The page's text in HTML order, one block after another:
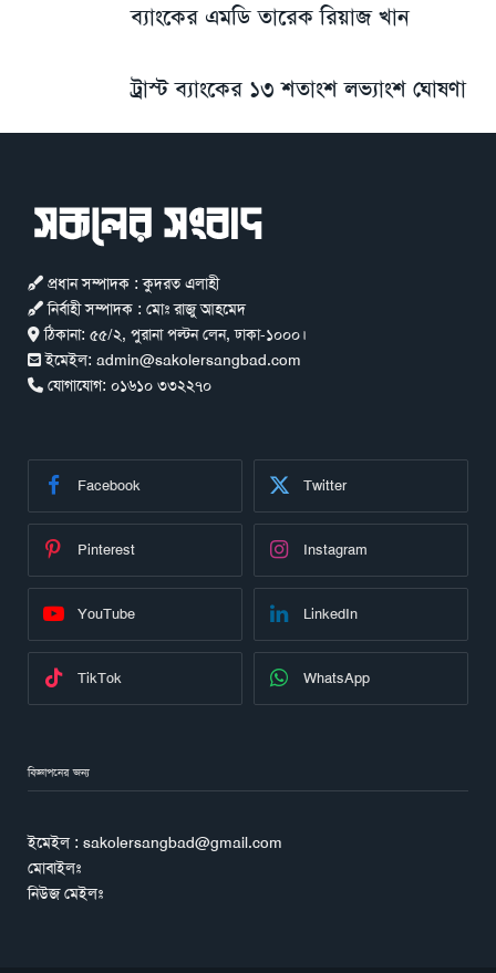
ব্যাংকের এমডি তারেক রিয়াজ খান
ট্রাস্ট ব্যাংকের ১৩ শতাংশ লভ্যাংশ ঘোষণা
প্রধান সম্পাদক : কুদরত এলাহী
নির্বাহী সম্পাদক : মোঃ রাজু আহমেদ
ঠিকানা: ৫৫/২, পুরানা পল্টন লেন, ঢাকা-১০০০।
ইমেইল: admin@sakolersangbad.com
যোগাযোগ: ০১৬১০ ৩৩২২৭০
Facebook Twitter
Pinterest Instagram
YouTube LinkedIn
TikTok WhatsApp
বিজ্ঞাপনের জন্য
ইমেইল : sakolersangbad@gmail.com
মোবাইলঃ
নিউজ মেইলঃ